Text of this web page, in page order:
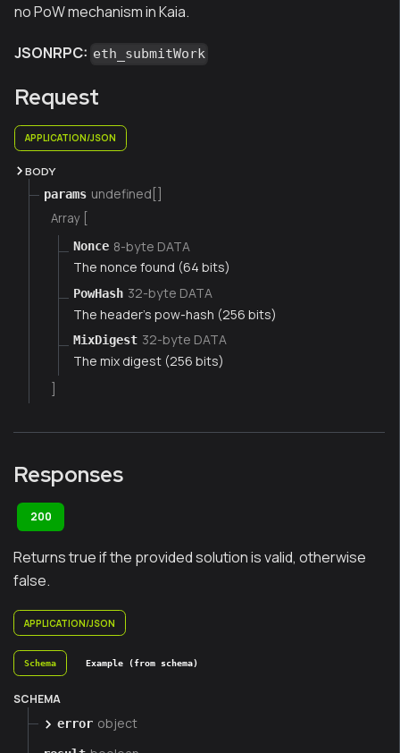
no PoW mechanism in Kaia.
JSONRPC: eth_submitWork
Request
APPLICATION/JSON
BODY
params undefined[]
Array [
Nonce 8-byte DATA
The nonce found (64 bits)
PowHash 32-byte DATA
The header’s pow-hash (256 bits)
MixDigest 32-byte DATA
The mix digest (256 bits)
Responses
200
Returns true if the provided solution is valid, otherwise
false.
APPLICATION/JSON
Schema Example (from schema)
SCHEMA
error object